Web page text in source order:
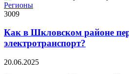
Регионы
3009
Как в Шкловском районе
электротранспорт?
20.06.2025